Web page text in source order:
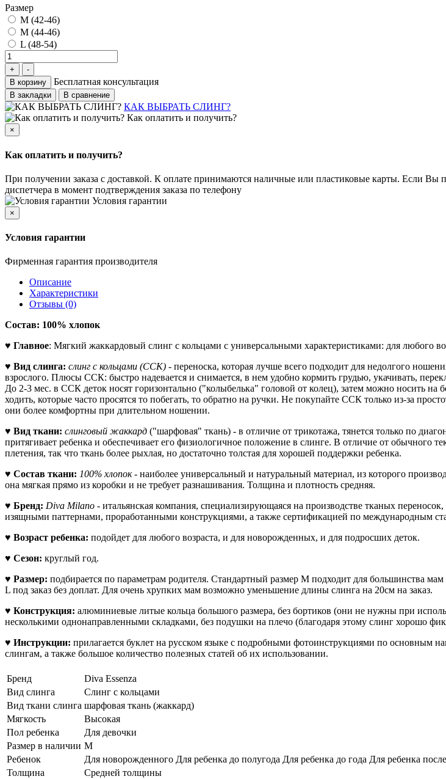
Размер
М (42-46)
М (44-46)
L (48-54)
В корзину Бесплатная консультация
В закладки В сравнение
КАК ВЫБРАТЬ СЛИНГ?
Как оплатить и получить?
×
Как оплатить и получить?
При получении заказа с доставкой. К оплате принимаются наличные или пластиковые карты. Если Вы
диспетчера в момент подтверждения заказа по телефону
Условия гарантии
×
Условия гарантии
Фирменная гарантия производителя
Описание
Характеристики
Отзывы (0)
Состав: 100% хлопок
♥ Главное: Мягкий жаккардовый слинг с кольцами с универсальными характеристиками: для любого
♥ Вид слинга: слинг с кольцами (ССК) - переноска, которая лучше всего подходит для недолгого
взрослого. Плюсы ССК: быстро надевается и снимается, в нем удобно кормить грудью, укачивать,
До 2-3 мес. в ССК деток носят горизонтально ("колыбелька" головой от колец), затем можно носить
ходить, которые часто просятся то побегать, то обратно на ручки. Не покупайте ССК только из-за
они более комфортны при длительном ношении.
♥ Вид ткани: слинговый жаккард ("шарфовая" ткань) - в отличие от трикотажа, тянется только по
притягивает ребенка и обеспечивает его физиологичное положение в слинге. В отличие от
плетения, так что ткань более рыхлая, но достаточно толстая для хорошей поддержки ребенка.
♥ Состав ткани: 100% хлопок- наиболее универсальный и натуральный материал, из которого
она мягкая прямо из коробки и не требует разнашивания. Толщина и плотность средняя.
♥ Бренд: Diva Milano - итальянская компания, специализирующаяся на производстве тканых
изящными паттернами, проработанными конструкциями, а также сертификацией по международным
♥ Возраст ребенка: подойдет для любого возраста, и для новорожденных, и для подросших деток.
♥ Сезон: круглый год.
♥ Размер: подбирается по параметрам родителя. Стандартный размер М подходит для большинства
L под заказ без доплат. Для очень хрупких мам возможно уменьшение длины слинга на 20см на заказ.
♥ Конструкция: алюминиевые литые кольца большого размера, без бортиков (они не нужны при
несколькими однонаправленными складками, без подушки на плечо (благодаря этому слинг хорошо
♥ Инструкции: прилагается буклет на русском языке с подробными фотоинструкциями по основным
слингам, а также большое количество полезных статей об их использовании.
Бренд
Diva Essenza
Вид слинга
Слинг с кольцами
Вид ткани слинга шарфовая ткань (жаккард)
Мягкость
Высокая
Пол ребенка
Для девочки
Размер в наличии M
Ребенок
Для новорожденного Для ребенка до полугода Для ребенка до года Для ребенка
Толщина
Средней толщины